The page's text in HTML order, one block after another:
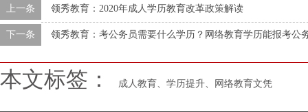
上一条 领秀教育：2020年成人学历教育改革政策解读
下一条 领秀教育：考公务员需要什么学历？网络教育学历能报考公
本文标签： 成人教育、学历提升、网络教育文凭